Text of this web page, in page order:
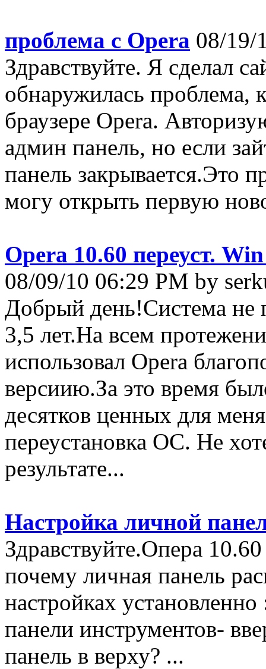
проблема с Opera 08/19/
Здравствуйте. Я сделал
обнаружилась проблема,
браузере Opera.
админ панель, но если
панель закрывается.Это
могу открыть первую
Opera 10.60 переуст.
08/09/10 06:29 PM by
Добрый день!Система не
3,5 лет.На всем
использовал Opera
версиию.За это время
десятков ценных для
переустановка ОС. Не
результате...
Настройка личной
Здравствуйте.Опера
почему личная панель
настройках
панели инструментов-
панель в верху? ...